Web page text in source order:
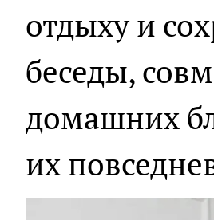
отдыху и
беседы,
домашних
их